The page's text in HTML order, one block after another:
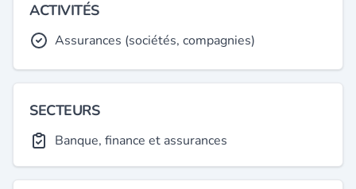
ACTIVITÉS
Assurances (sociétés, compagnies)
SECTEURS
Banque, finance et assurances